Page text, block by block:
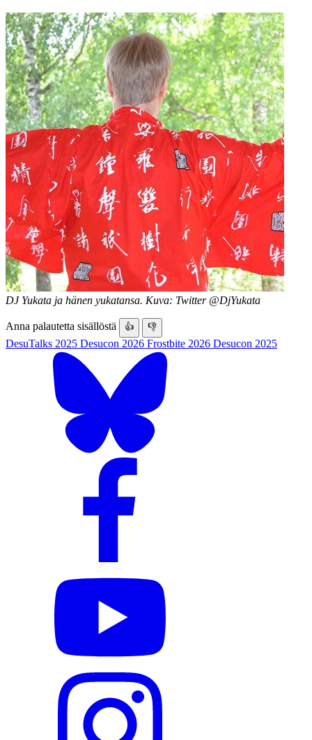
DJ Yukata ja hänen yukatansa. Kuva: Twitter @DjYukata
Anna palautetta sisällöstä 👍 👎
DesuTalks 2025 Desucon 2026 Frostbite 2026 Desucon 2025